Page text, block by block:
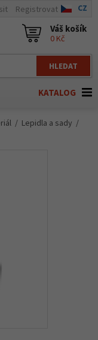
HLEDAT
Registrovat CZ
Váš košík
0 Kč
KATALOG
Lepidla a sady